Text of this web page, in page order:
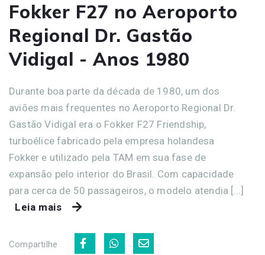
Fokker F27 no Aeroporto
Regional Dr. Gastão
Vidigal - Anos 1980
Durante boa parte da década de 1980, um dos
aviões mais frequentes no Aeroporto Regional Dr.
Gastão Vidigal era o Fokker F27 Friendship,
turboélice fabricado pela empresa holandesa
Fokker e utilizado pela TAM em sua fase de
expansão pelo interior do Brasil. Com capacidade
para cerca de 50 passageiros, o modelo atendia [...]
Leia mais
Compartilhe